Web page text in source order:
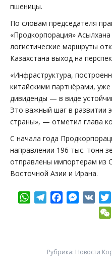
пшеницы.
По словам председателя
«Продкорпорация»
логистические маршруты
Казахстана выход на
«Инфраструктура,
китайскими партнёрами,
дивиденды — в виде
Это важный шаг в развитии
страны», — отметил глава
С начала года
направлении 196 тыс. тонн
отправлены импортерам из
Восточной Азии и Ирана.
WhatsApp
TelegramFacebook VK
Рубрика: Новости